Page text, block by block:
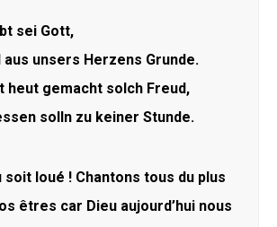
sei Gott,
aus unsers Herzens Grunde.
heut gemacht solch Freud,
solln zu keiner Stunde.
soit loué ! Chantons tous du plus
êtres car Dieu aujourd’hui nous